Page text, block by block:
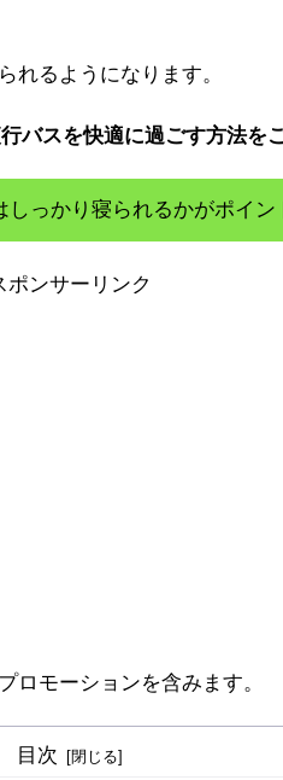
れるようになります。
バスを快適に過ごす方法を
しっかり寝られるかがポイン
ポンサーリンク
モーションを含みます。
目次